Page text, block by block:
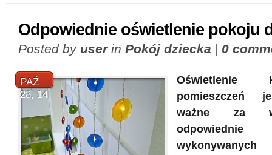
Odpowiednie oświetlenie pokoju
Posted by userin Pokój dziecka | 0
PAŹ
28, 14
Oświetlenie
pomieszczeń
ważne za